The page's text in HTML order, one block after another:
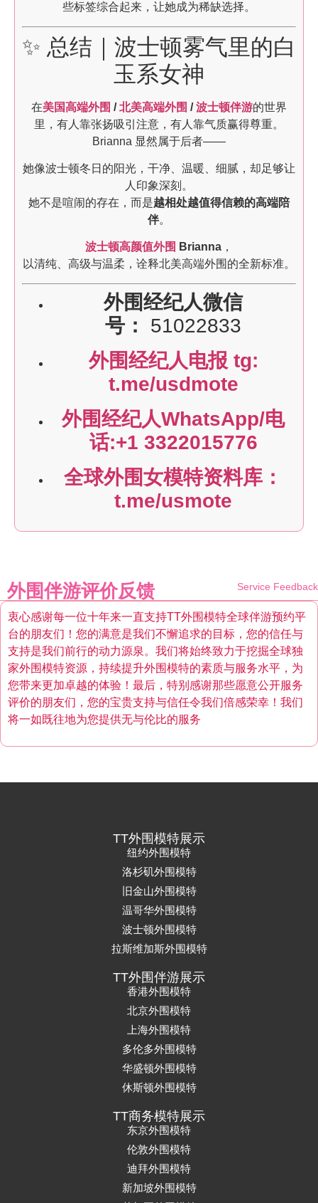
些标签综合起来，让她成为稀缺选择。
✨ 总结｜波士顿雾气里的白
玉系女神
在美国高端外围 /北美高端外围 /波士顿伴游的世界
里，有人靠张扬吸引注意，有人靠气质赢得尊重。
Brianna 显然属于后者——
她像波士顿冬日的阳光，干净、温暖、细腻，却足够让
人印象深刻。
她不是喧闹的存在，而是越相处越值得信赖的高端陪
伴。
波士顿高颜值外围 Brianna ，
以清纯、高级与温柔，诠释北美高端外围的全新标准。
外围经纪人微信
号：
51022833
外围经纪人电报 tg:
t.me/usdmote
外围经纪人WhatsApp/电
话:+1 3322015776
全球外围女模特资料库：
t.me/usmote
外围伴游评价反馈 Service Feedback
衷心感谢每一位十年来一直支持TT外围模特全球伴游预约平
台的朋友们！您的满意是我们不懈追求的目标，您的信任与
支持是我们前行的动力源泉。我们将始终致力于挖掘全球独
家外围模特资源，持续提升外围模特的素质与服务水平，为
您带来更加卓越的体验！最后，特别感谢那些愿意公开服务
评价的朋友们，您的宝贵支持与信任令我们倍感荣幸！我们
将一如既往地为您提供无与伦比的服务
TT外围模特展示
纽约外围模特
洛杉矶外围模特
旧金山外围模特
温哥华外围模特
波士顿外围模特
拉斯维加斯外围模特
TT外围伴游展示
香港外围模特
北京外围模特
上海外围模特
多伦多外围模特
华盛顿外围模特
休斯顿外围模特
TT商务模特展示
东京外围模特
伦敦外围模特
迪拜外围模特
新加坡外围模特